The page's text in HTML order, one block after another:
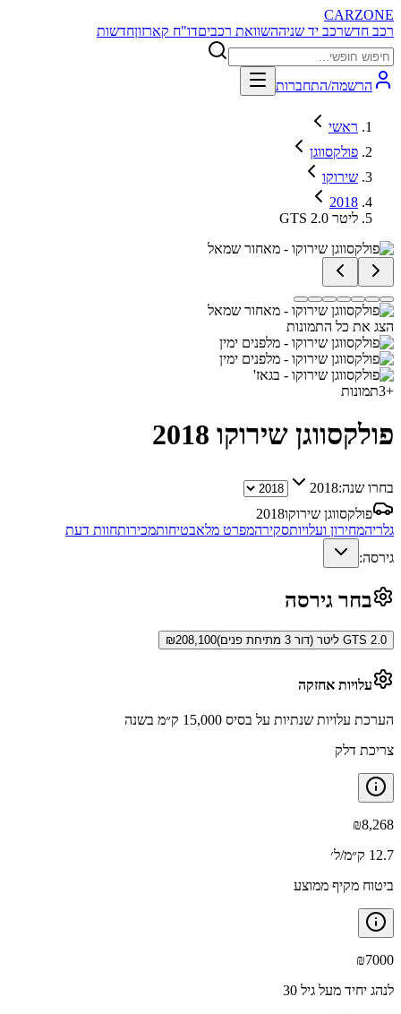
CARZONE
רכב חדשרכב יד שניההשוואת רכביםדו"ח קארזוןחדשות
הרשמה/התחברות
ראשי
פולקסווגן
שירוקו
2018
GTS 2.0 ליטר
הצג את כל התמונות
+
3תמונות
פולקסווגן שירוקו 2018
בחרו שנה:2018
פולקסווגן שירוקו2018
גלריהמחירון ועלויותסקירהמפרט מלאבטיחותמכירותחוות דעת
גירסה:
בחר גירסה
GTS 2.0 ליטר (דור 3 מתיחת פנים) ₪208,100
עלויות אחזקה
הערכת עלויות שנתיות על בסיס 15,000 ק״מ בשנה
צריכת דלק
₪8,268
12.7 ק״מ/ל׳
ביטוח מקיף ממוצע
₪7000
לנהג יחיד מעל גיל 30